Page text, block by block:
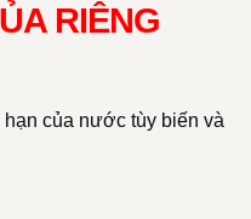
RIÊNG
của nước tùy biến và